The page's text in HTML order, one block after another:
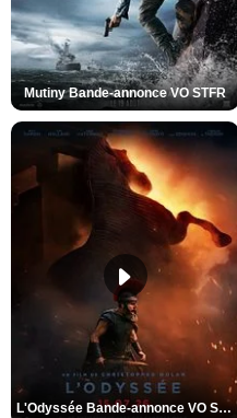
Mutiny Bande-annonce VO STFR
L'Odyssée Bande-annonce VO STFR